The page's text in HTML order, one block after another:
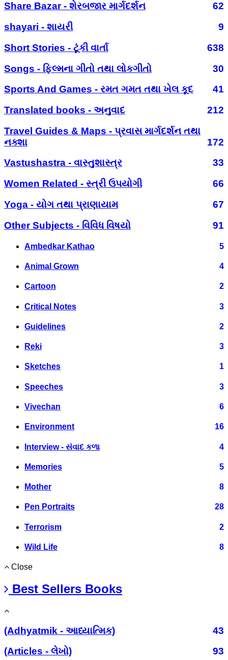
Share Bazar - શેરબજાર માર્ગદર્શન
62
shayari - શાયરી
9
Short Stories - ટૂંકી વાર્તા
638
Songs - ફિલ્મના ગીતો તથા લોકગીતો
30
Sports And Games - રમત ગમત તથા ખેલ કૂદ
41
Translated books - અનુવાદ
212
Travel Guides & Maps - પ્રવાસ માર્ગદર્શન તથા
નક્શા
172
Vastushastra - વાસ્તુશાસ્ત્ર
33
Women Related - સ્ત્રી ઉપયોગી
66
Yoga - યોગ તથા પ્રાણાયામ
67
Other Subjects - વિવિધ વિષયો
91
Ambedkar Kathao 5
Animal Grown 4
Cartoon 2
Critical Notes 3
Guidelines 2
Reki 3
Sketches 1
Speeches 3
Vivechan 6
Environment 16
Interview - સંવાદ કળા 4
Memories 5
Mother 8
Pen Portraits 28
Terrorism 2
Wild Life 8
Close
Best Sellers Books
(Adhyatmik - આધ્યાત્મિક)
43
(Articles - લેખો)
93